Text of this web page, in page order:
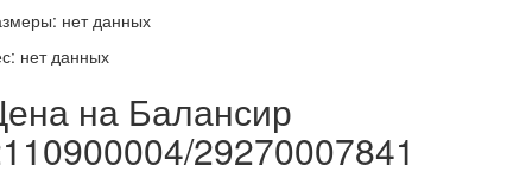
нет данных
нет данных
на Балансир
29270007841